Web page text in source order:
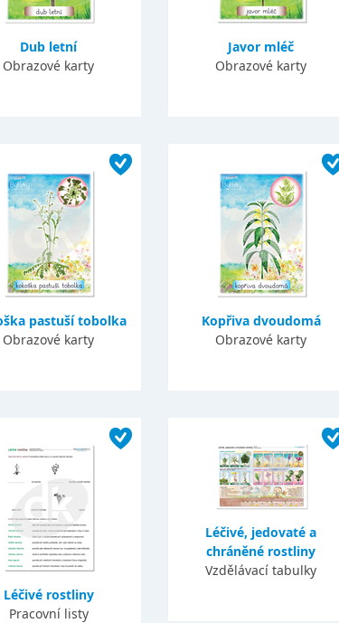
Dub letní
Obrazové karty
Javor mléč
Obrazové karty
pastuší tobolka
Obrazové karty
Kopřiva dvoudomá
Obrazové karty
Léčivé rostliny
Pracovní listy
Léčivé, jedovaté a
chráněné rostliny
Vzdělávací tabulky